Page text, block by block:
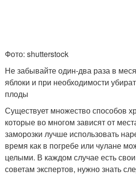
Фото: shutterstock
Не забывайте один-два раза в
яблоки и при необходимости
плоды
Существует множество способов
которые во многом зависят от
заморозки лучше использовать
время как в погребе или чулане
целыми. В каждом случае есть
советам экспертов, нужно знать